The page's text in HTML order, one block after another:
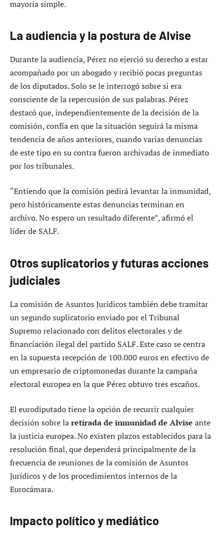
mayoría simple.
La audiencia y la postura de Alvise
Durante la audiencia, Pérez no ejerció su derecho a estar
acompañado por un abogado y recibió pocas preguntas
de los diputados. Solo se le interrogó sobre si era
consciente de la repercusión de sus palabras. Pérez
destacó que, independientemente de la decisión de la
comisión, confía en que la situación seguirá la misma
tendencia de años anteriores, cuando varias denuncias
de este tipo en su contra fueron archivadas de inmediato
por los tribunales.
“Entiendo que la comisión pedirá levantar la inmunidad,
pero históricamente estas denuncias terminan en
archivo. No espero un resultado diferente”, afirmó el
líder de SALF.
Otros suplicatorios y futuras acciones
judiciales
La comisión de Asuntos Jurídicos también debe tramitar
un segundo suplicatorio enviado por el Tribunal
Supremo relacionado con delitos electorales y de
financiación ilegal del partido SALF. Este caso se centra
en la supuesta recepción de 100.000 euros en efectivo de
un empresario de criptomonedas durante la campaña
electoral europea en la que Pérez obtuvo tres escaños.
El eurodiputado tiene la opción de recurrir cualquier
decisión sobre laretirada de inmunidad de Alvise ante
la justicia europea. No existen plazos establecidos para la
resolución final, que dependerá principalmente de la
frecuencia de reuniones de la comisión de Asuntos
Jurídicos y de los procedimientos internos de la
Eurocámara.
Impacto político y mediático